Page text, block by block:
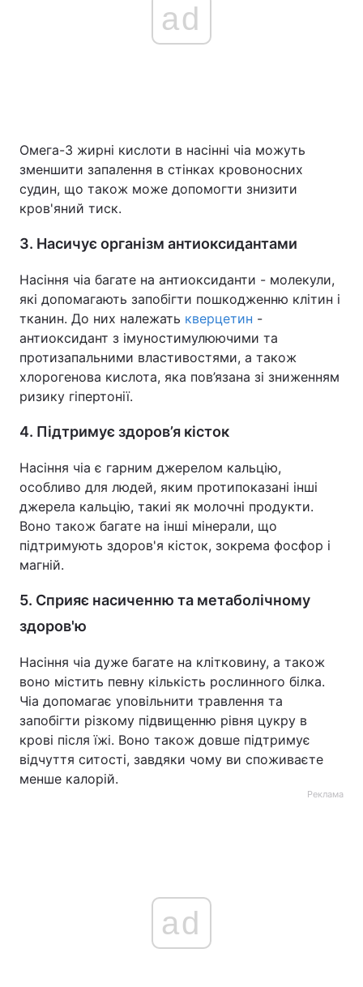
ad
Омега-3 жирні кислоти в насінні чіа можуть
зменшити запалення в стінках кровоносних
судин, що також може допомогти знизити
кров'яний тиск.
3. Насичує організм антиоксидантами
Насіння чіа багате на антиоксиданти - молекули,
які допомагають запобігти пошкодженню клітин і
тканин. До них належать кверцетин -
антиоксидант з імуностимулюючими та
протизапальними властивостями, а також
хлорогенова кислота, яка пов’язана зі зниженням
ризику гіпертонії.
4. Підтримує здоров’я кісток
Насіння чіа є гарним джерелом кальцію,
особливо для людей, яким протипоказані інші
джерела кальцію, такиі як молочні продукти.
Воно також багате на інші мінерали, що
підтримують здоров'я кісток, зокрема фосфор і
магній.
5. Сприяє насиченню та метаболічному
здоров'ю
Насіння чіа дуже багате на клітковину, а також
воно містить певну кількість рослинного білка.
Чіа допомагає уповільнити травлення та
запобігти різкому підвищенню рівня цукру в
крові після їжі. Воно також довше підтримує
відчуття ситості, завдяки чому ви споживаєте
менше калорій.
Реклама
ad